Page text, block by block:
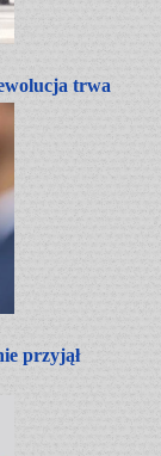
trwa
przyjął